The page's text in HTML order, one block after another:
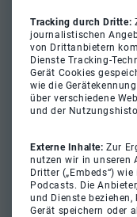
Tracking durch Dritte:
journalistischen
von Drittanbietern
Dienste Tracking-
Gerät Cookies
wie die
über verschiedene
und der
Externe Inhalte:Zur
nutzen wir in unseren
Dritter („Embeds“)
Podcasts. Die
und Dienste
Gerät speichern oder